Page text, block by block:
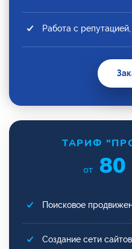
Работа с
ТАРИФ
от 80
Поисковое
Создание сети